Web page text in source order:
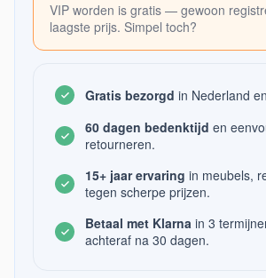
VIP worden is gratis — gewoon
laagste prijs. Simpel toch?
Gratis bezorgd in Nederland
60 dagen bedenktijd en
retourneren.
15+ jaar ervaring in meubels,
tegen scherpe prijzen.
Betaal met Klarna in 3
achteraf na 30 dagen.